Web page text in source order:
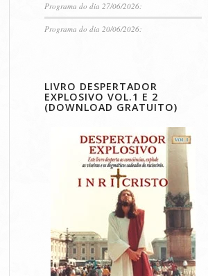
Programa do dia 27/06/2026:
Programa do dia 20/06/2026:
LIVRO DESPERTADOR
EXPLOSIVO VOL.1 E 2
(DOWNLOAD GRATUITO)